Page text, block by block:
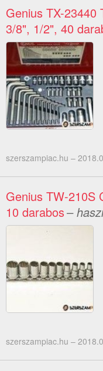
Genius TX-23440
3/8", 1/2", 40
szerszampiac.hu –
Genius TW-210S
10 darabos–
szerszampiac.hu –